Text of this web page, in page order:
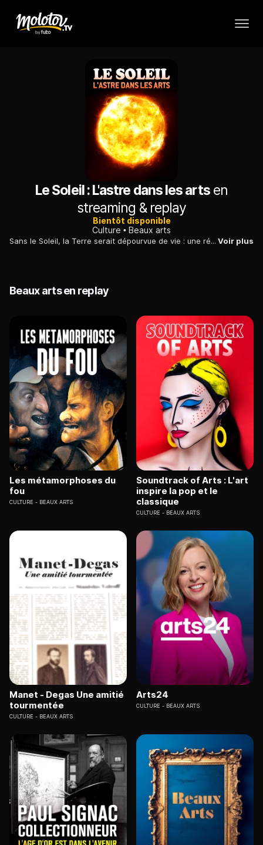
Le Soleil : L'astre dans les artsen
streaming & replay
Bientôt disponible
Culture
Beaux arts
Sans le Soleil, la Terre serait dépourvue de vie : une réalité dont l'être humain a pris conscience depuis des millénaires. Mais la perception de cette étoile a beaucoup évolué. Voir plus
Beaux arts en replay
Les métamorphoses du
fou
CULTURE BEAUX ARTS
Soundtrack of Arts : L'art
inspire la pop et le
classique
CULTURE BEAUX ARTS
Manet - Degas Une amitié
tourmentée
CULTURE BEAUX ARTS
Arts24
CULTURE BEAUX ARTS